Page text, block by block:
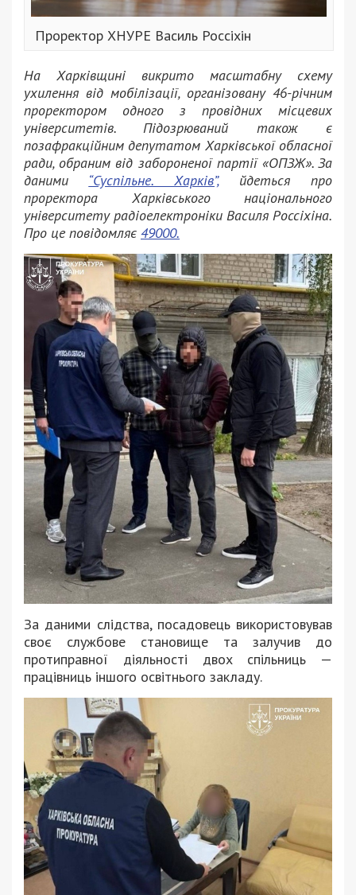
Проректор ХНУРЕ Василь Россіхін
На Харківщині викрито масштабну схему
ухилення від мобілізації, організовану 46-річним
проректором одного з провідних місцевих
університетів. Підозрюваний також є
позафракційним депутатом Харківської обласної
ради, обраним від забороненої партії «ОПЗЖ». За
даними “Суспільне. Харків”,йдеться про
проректора Харківського національного
університету радіоелектроніки Василя Россіхіна.
Про це повідомляє 49000.
За даними слідства, посадовець використовував
своє службове становище та залучив до
протиправної діяльності двох спільниць —
працівниць іншого освітнього закладу.